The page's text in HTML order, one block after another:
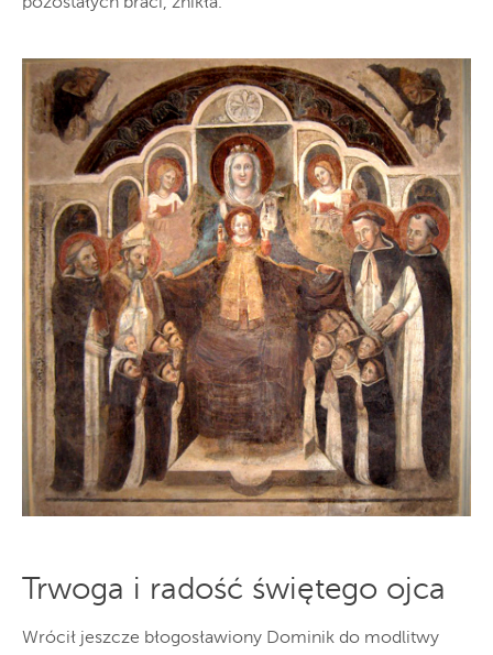
Trwoga i radość świętego ojca
Wrócił jeszcze błogosławiony Dominik do modlitwy